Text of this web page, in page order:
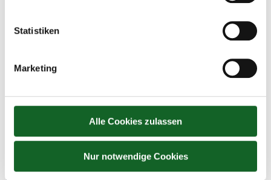
Statistiken
Marketing
Alle Cookies zulassen
Nur notwendige Cookies